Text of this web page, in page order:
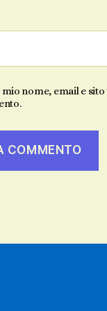
mio nome, email e